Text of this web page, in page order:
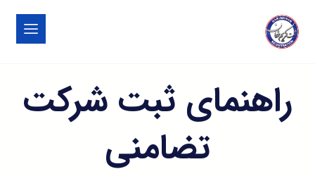
راهنمای ثبت شرکت
تضامنی